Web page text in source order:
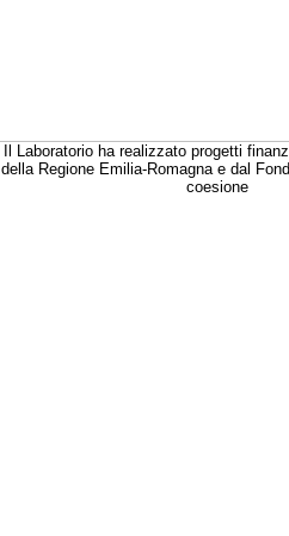
Il Laboratorio ha realizzato progetti
della Regione Emilia-Romagna e dal
coesione